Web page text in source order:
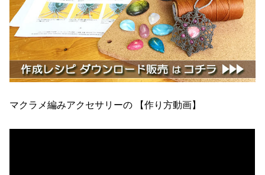
マクラメ編みアクセサリーの 【作り方動画】